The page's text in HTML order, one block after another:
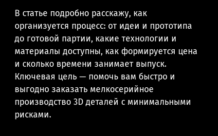
В статье подробно расскажу, как
организуется процесс: от идеи и прототипа
до готовой партии, какие технологии и
материалы доступны, как формируется цена
и сколько времени занимает выпуск.
Ключевая цель — помочь вам быстро и
выгодно заказать мелкосерийное
производство 3D деталей с минимальными
рисками.